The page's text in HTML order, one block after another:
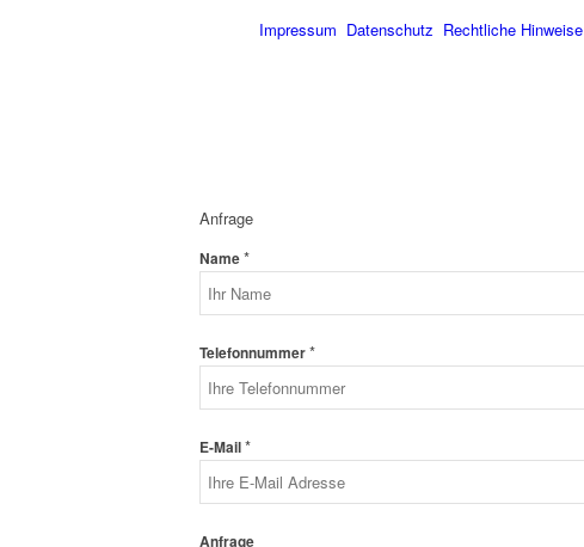
Impressum Datenschutz Rechtliche Hinweise
Anfrage
Name*
Telefonnummer*
E-Mail*
Anfrage